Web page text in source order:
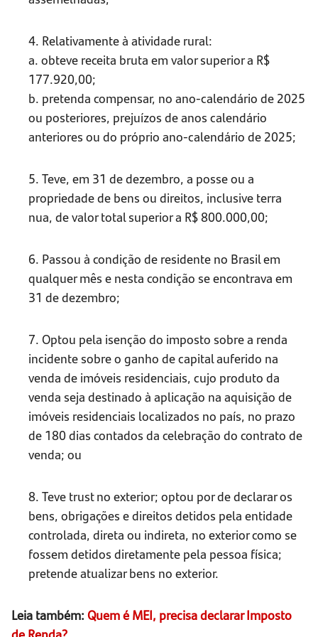
4. Relativamente à atividade rural:
a. obteve receita bruta em valor superior a R$
177.920,00;
b. pretenda compensar, no ano-calendário de 2025
ou posteriores, prejuízos de anos calendário
anteriores ou do próprio ano-calendário de 2025;
5. Teve, em 31 de dezembro, a posse ou a
propriedade de bens ou direitos, inclusive terra
nua, de valor total superior a R$ 800.000,00;
6. Passou à condição de residente no Brasil em
qualquer mês e nesta condição se encontrava em
31 de dezembro;
7. Optou pela isenção do imposto sobre a renda
incidente sobre o ganho de capital auferido na
venda de imóveis residenciais, cujo produto da
venda seja destinado à aplicação na aquisição de
imóveis residenciais localizados no país, no prazo
de 180 dias contados da celebração do contrato de
venda; ou
8. Teve trust no exterior; optou por de declarar os
bens, obrigações e direitos detidos pela entidade
controlada, direta ou indireta, no exterior como se
fossem detidos diretamente pela pessoa física;
pretende atualizar bens no exterior.
Leia também: Quem é MEI, precisa declarar Imposto